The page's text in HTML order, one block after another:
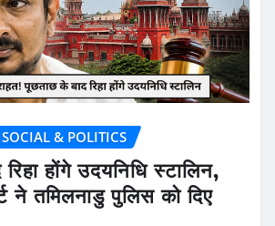
SOCIAL & POLITICS
होंगे उदयनिधि स्टालिन,
ने तमिलनाडु पुलिस को दिए